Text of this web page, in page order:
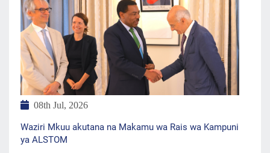
08th Jul, 2026
Waziri Mkuu akutana na Makamu wa Rais wa Kampuni
ya ALSTOM